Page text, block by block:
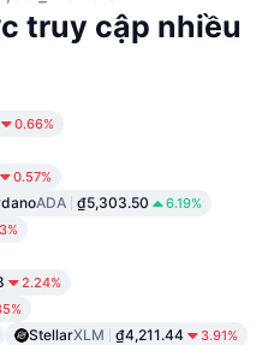
truy cập nhiều
0.66%
0.57%
ADA ₫5,303.50 6.19%
2.24%
StellarXLM ₫4,211.44 3.91%